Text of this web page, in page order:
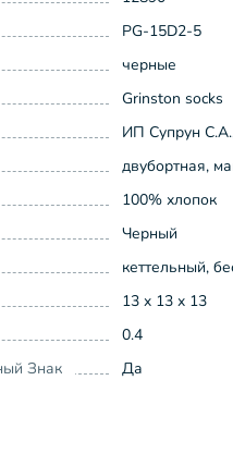
PG-15D2-5
черные
Grinston socks
ИП Супрун
двубортная,
100% хлопок
Черный
кеттельный,
13 x 13 x 13
0.4
Знак
Да